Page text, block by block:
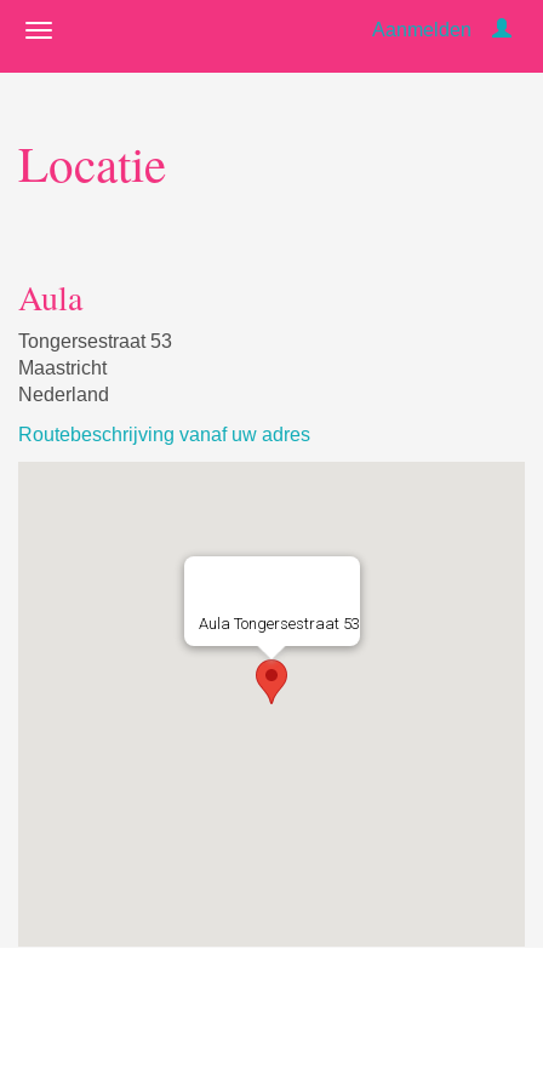
Aanmelden
Locatie
Aula
Tongersestraat 53
Maastricht
Nederland
Routebeschrijving vanaf uw adres
Aula Tongersestraat 53